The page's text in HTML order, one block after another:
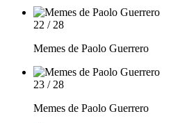
22 / 28
Memes de Paolo Guerrero
23 / 28
Memes de Paolo Guerrero